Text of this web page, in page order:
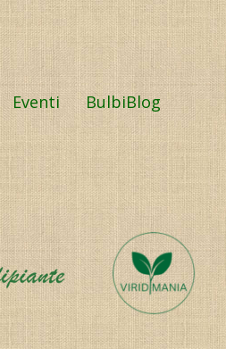
Eventi
BulbiBlog